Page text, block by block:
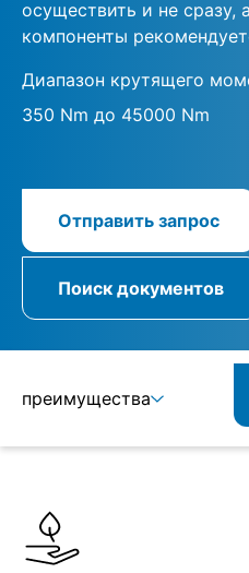
осуществить и не сразу,
компоненты
Диапазон крутящего
350 Nm до 45000 Nm
Отправить запрос
Поиск документов
преимущества